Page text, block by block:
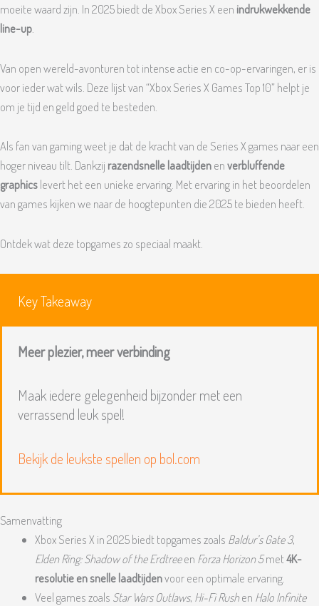
moeite waard zijn. In 2025 biedt de Xbox Series X een indrukwekkende
line-up
Van open wereld-avonturen tot intense actie en co-op-ervaringen, er is
voor ieder wat wils. Deze lijst van “Xbox Series X Games Top 10” helpt je
om je tijd en geld goed te besteden.
Als fan van gaming weet je dat de kracht van de Series X games naar een
hoger niveau tilt. Dankzij razendsnelle laadtijdenenverbluffende
graphicslevert het een unieke ervaring. Met ervaring in het beoordelen
van games kijken we naar de hoogtepunten die 2025 te bieden heeft.
Ontdek wat deze topgames zo speciaal maakt.
Key Takeaway
Meer plezier, meer verbinding
Maak iedere gelegenheid bijzonder met een
verrassend leuk spel!
Bekijk de leukste spellen op bol.com
Samenvatting
Xbox Series X in 2025 biedt topgames zoals Baldur’s Gate 3,
Elden Ring: Shadow of the Erdtreeen Forza Horizon 5met4K-
resolutie en snelle laadtijdenvoor een optimale ervaring.
Veel games zoals Star Wars Outlaws, Hi-Fi Rushen Halo Infinite